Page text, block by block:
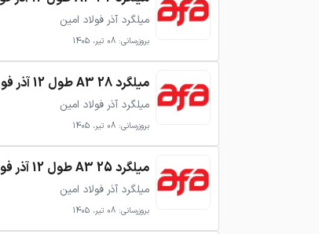
میلگرد آذر فولاد امین
بروزرسانی: 08 تیر، 1405
میلگرد 28 A3 طول 12 آذر فولاد امین
میلگرد آذر فولاد امین
بروزرسانی: 08 تیر، 1405
میلگرد 25 A3 طول 12 آذر فولاد امین
میلگرد آذر فولاد امین
بروزرسانی: 08 تیر، 1405